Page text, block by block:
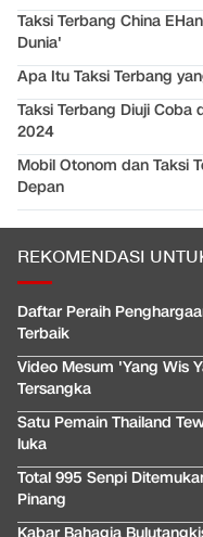
Taksi Terbang China
Dunia'
Apa Itu Taksi Terbang
Taksi Terbang Diuji Coba
2024
Mobil Otonom dan Taksi
Depan
REKOMENDASI
Daftar Peraih
Terbaik
Video Mesum 'Yang Wis
Tersangka
Satu Pemain Thailand
luka
Total 995 Senpi
Pinang